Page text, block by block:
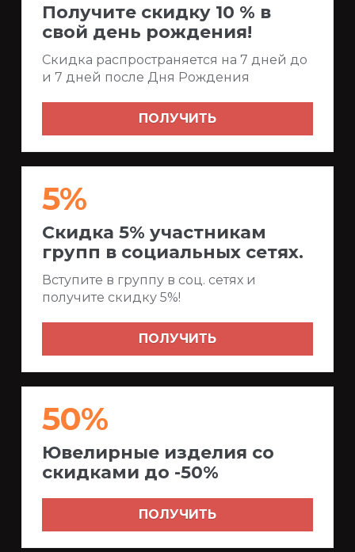
Получите скидку 10 % в
свой день рождения!
Скидка распространяется на 7 дней до
и 7 дней после Дня Рождения
ПОЛУЧИТЬ
5%
Скидка 5% участникам
групп в социальных сетях.
Вступите в группу в соц. сетях и
получите скидку 5%!
ПОЛУЧИТЬ
50%
Ювелирные изделия со
скидками до -50%
ПОЛУЧИТЬ